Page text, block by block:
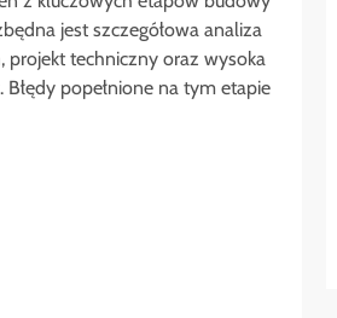
jest szczegółowa analiza
projekt techniczny oraz wysoka
popełnione na tym etapie